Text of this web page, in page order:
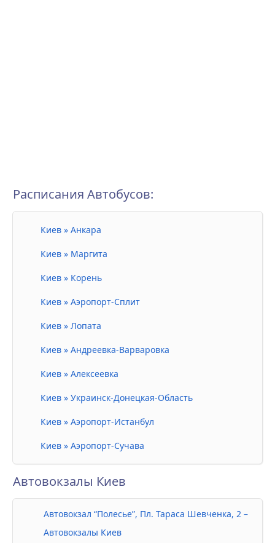
Расписания Автобусов:
Киев » Анкара
Киев » Маргита
Киев » Корень
Киев » Аэропорт-Сплит
Киев » Лопата
Киев » Андреевка-Варваровка
Киев » Алексеевка
Киев » Украинск-Донецкая-Область
Киев » Аэропорт-Истанбул
Киев » Аэропорт-Сучава
Автовокзалы Киев
Автовокзал “Полесье”, Пл. Тараса Шевченка, 2 –
Автовокзалы Киев